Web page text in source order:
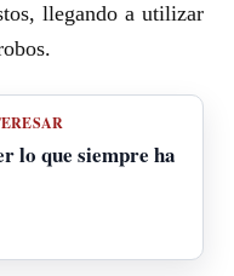
llegando a utilizar
lo que siempre ha